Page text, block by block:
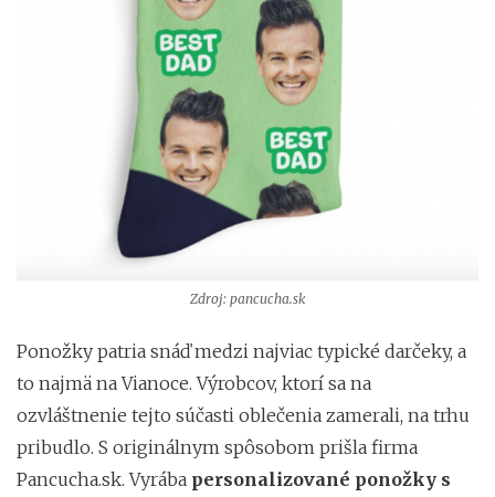
Zdroj: pancucha.sk
Ponožky patria snáď medzi najviac typické darčeky, a
to najmä na Vianoce. Výrobcov, ktorí sa na
ozvláštnenie tejto súčasti oblečenia zamerali, na trhu
pribudlo. S originálnym spôsobom prišla firma
Pancucha.sk. Vyrába personalizované ponožky s